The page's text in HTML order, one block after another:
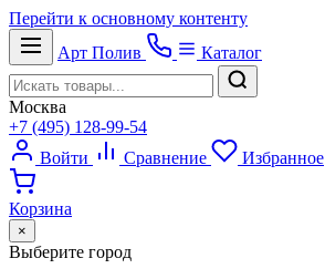
Перейти к основному контенту
Арт Полив Каталог
Москва
+7 (495) 128-99-54
Войти
Сравнение Избранное
Корзина
×
Выберите город